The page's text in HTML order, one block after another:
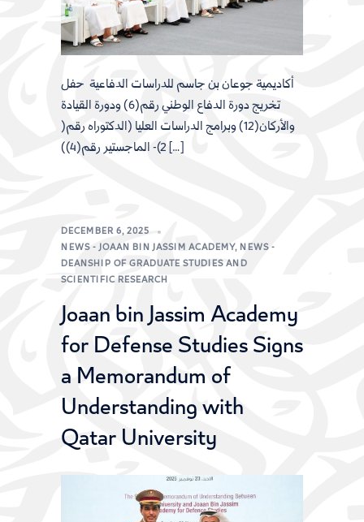
أكاديمية جوعان بن جاسم للدراسات الدفاعية حفل
تخريج دورة الدفاع الوطني رقم(6) ودورة القيادة
والأركان(12) وبرامج الدراسات العليا (الدكتوراه رقم(
2)- الماجستير رقم(4)) […]
DECEMBER 6, 2025
NEWS - JOAAN BIN JASSIM ACADEMY, NEWS -
DEANSHIP OF GRADUATE STUDIES AND
SCIENTIFIC RESEARCH
Joaan bin Jassim Academy
for Defense Studies Signs
a Memorandum of
Understanding with
Qatar University